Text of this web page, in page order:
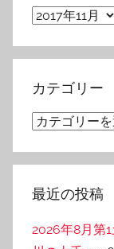
ア
カ
イ
カテゴリー
カ
ゴ
リ
最近の投稿
2026年8月第